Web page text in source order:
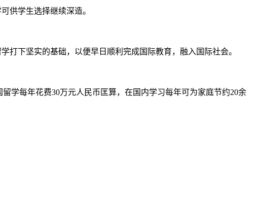
供学生选择继续深造。
下坚实的基础，以便早日顺利完成国际教育，融入国际社会。
学每年花费30万元人民币匡算，在国内学习每年可为家庭节约20余